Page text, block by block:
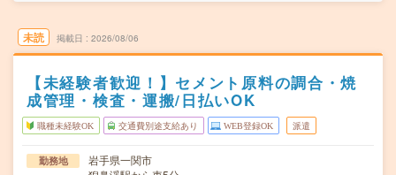
未読 掲載日 2026/08/06
【未経験者歓迎！】セメント原料の調合・焼
成管理・検査・運搬/日払いOK
職種未経験OK 交通費別途支給あり WEB登録OK 派遣
勤務地
岩手県一関市